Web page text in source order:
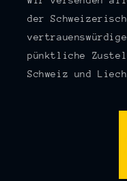
der
pünktliche
Schweiz und